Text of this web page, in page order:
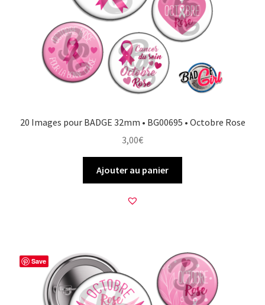
20 Images pour BADGE 32mm • BG00695 • Octobre Rose
3,00€
Ajouter au panier
Save